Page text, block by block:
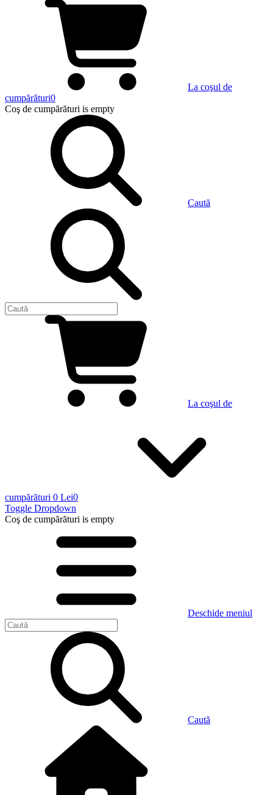
La coşul de
cumpărături0
Coş de cumpărături is empty
Caută
La coşul de
cumpărături 0 Lei0
Toggle Dropdown
Coş de cumpărături is empty
Deschide meniul
Caută